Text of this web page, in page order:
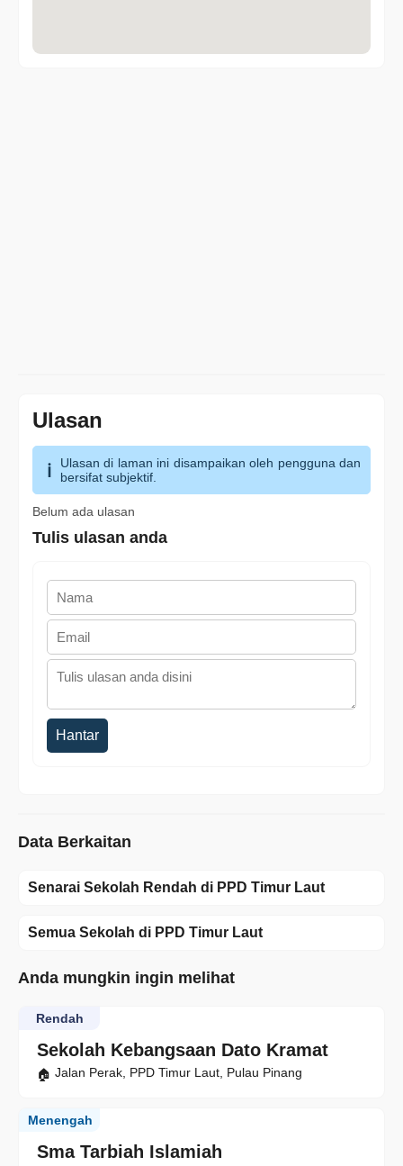
Ulasan
Ulasan di laman ini disampaikan oleh pengguna dan
bersifat subjektif.
Belum ada ulasan
Tulis ulasan anda
Hantar
Data Berkaitan
Senarai Sekolah Rendah di PPD Timur Laut
Semua Sekolah di PPD Timur Laut
Anda mungkin ingin melihat
Sekolah Kebangsaan Dato Kramat
Rendah
Jalan Perak, PPD Timur Laut, Pulau Pinang
Sma Tarbiah Islamiah
Menengah